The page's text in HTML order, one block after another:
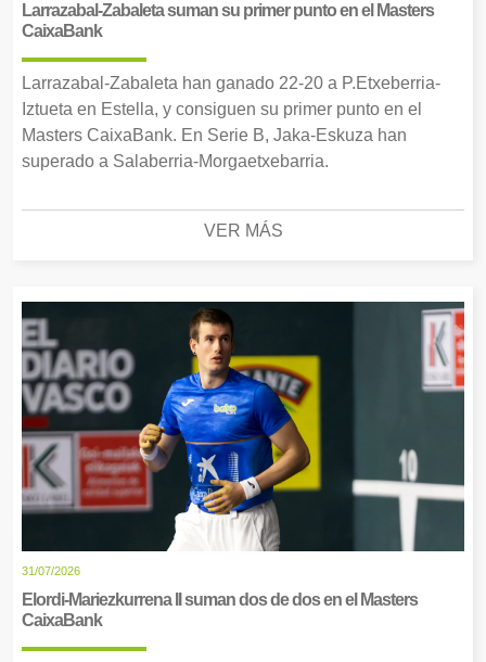
Larrazabal-Zabaleta suman su primer punto en el Masters
CaixaBank
Larrazabal-Zabaleta han ganado 22-20 a P.Etxeberria-
Iztueta en Estella, y consiguen su primer punto en el
Masters CaixaBank. En Serie B, Jaka-Eskuza han
superado a Salaberria-Morgaetxebarria.
VER MÁS
31/07/2026
Elordi-Mariezkurrena II suman dos de dos en el Masters
CaixaBank